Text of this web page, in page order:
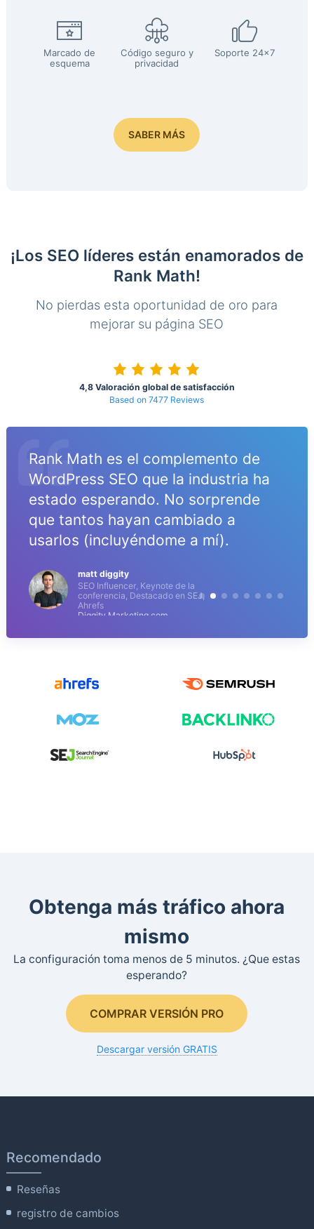
Marcado de
esquema
Código seguro y
privacidad
Soporte 24x7
SABER MÁS
¡Los SEO líderes están enamorados de
Rank Math!
No pierdas esta oportunidad de oro para
mejorar su página SEO
4,8 Valoración global de satisfacción
Based on 7477 Reviews
Rank Math es el complemento de
WordPress SEO que la industria ha
estado esperando. No sorprende
que tantos hayan cambiado a
usarlos (incluyéndome a mí).
matt diggity
SEO Influencer, Keynote de la
conferencia, Destacado en SEJ,
Ahrefs
Diggity Marketing.com
Obtenga más tráfico ahora
mismo
La configuración toma menos de 5 minutos. ¿Que estas
esperando?
COMPRAR VERSIÓN PRO
Descargar versión GRATIS
Recomendado
Reseñas
registro de cambios